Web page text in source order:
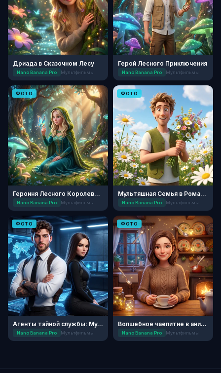
Дриада в Сказочном Лесу
Nano Banana Pro Мультфильмы
Герой Лесного Приключения
Nano Banana Pro Мультфильмы
ФОТО
Героиня Лесного Королевства
Nano Banana Pro Мультфильмы
ФОТО
Мультяшная Семья в Ромашковом Поле
Nano Banana Pro Мультфильмы
ФОТО
Агенты тайной службы: Мультипликация
Nano Banana Pro Мультфильмы
ФОТО
Волшебное чаепитие в анимации
Nano Banana Pro Мультфильмы